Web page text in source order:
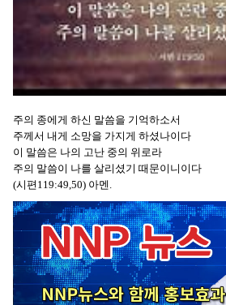
주의 종에게 하신 말씀을 기억하소서
주께서 내게 소망을 가지게 하셨나이다
이 말씀은 나의 고난 중의 위로라
주의 말씀이 나를 살리셨기 때문이니이다
(시편119:49,50) 아멘.